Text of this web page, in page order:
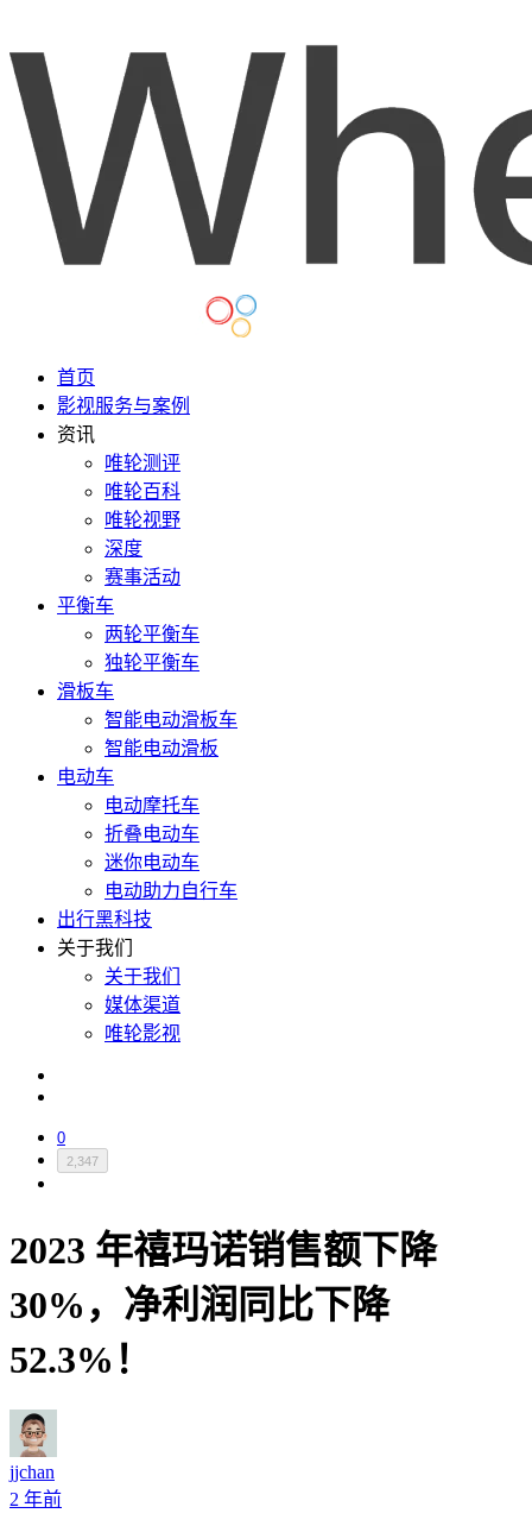
首页
影视服务与案例
资讯
唯轮测评
唯轮百科
唯轮视野
深度
赛事活动
平衡车
两轮平衡车
独轮平衡车
滑板车
智能电动滑板车
智能电动滑板
电动车
电动摩托车
折叠电动车
迷你电动车
电动助力自行车
出行黑科技
关于我们
关于我们
媒体渠道
唯轮影视
0
2,347
2023 年禧玛诺销售额下降
30%，净利润同比下降
52.3%！
jjchan
2 年前